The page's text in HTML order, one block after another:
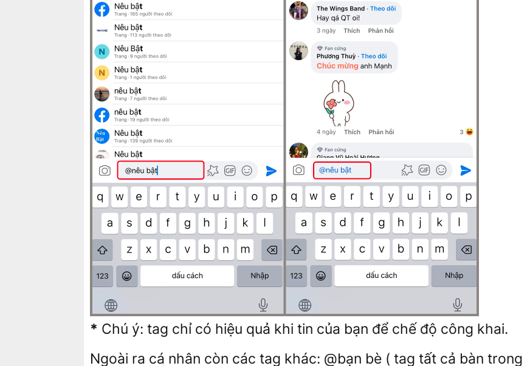
* Chú ý: tag chỉ có hiệu quả khi tin của bạn để chế độ công khai.
Ngoài ra cá nhân còn các tag khác: @bạn bè ( tag tất cả bàn trong